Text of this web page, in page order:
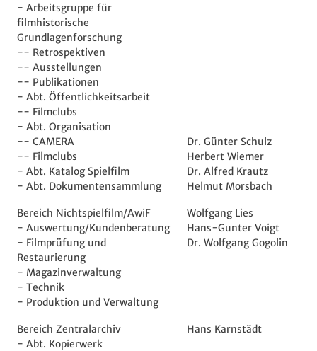
- Arbeitsgruppe für
filmhistorische
Grundlagenforschung
-- Retrospektiven
-- Ausstellungen
-- Publikationen
- Abt. Öffentlichkeitsarbeit
-- Filmclubs
- Abt. Organisation
-- CAMERA
-- Filmclubs
- Abt. Katalog Spielfilm
- Abt. Dokumentensammlung
Dr. Günter Schulz
Herbert Wiemer
Dr. Alfred Krautz
Helmut Morsbach
Bereich Nichtspielfilm/AwiF
- Auswertung/Kundenberatung
- Filmprüfung und
Restaurierung
- Magazinverwaltung
- Technik
- Produktion und Verwaltung
Wolfgang Lies
Hans-Gunter Voigt
Dr. Wolfgang Gogolin
Bereich Zentralarchiv
- Abt. Kopierwerk
Hans Karnstädt